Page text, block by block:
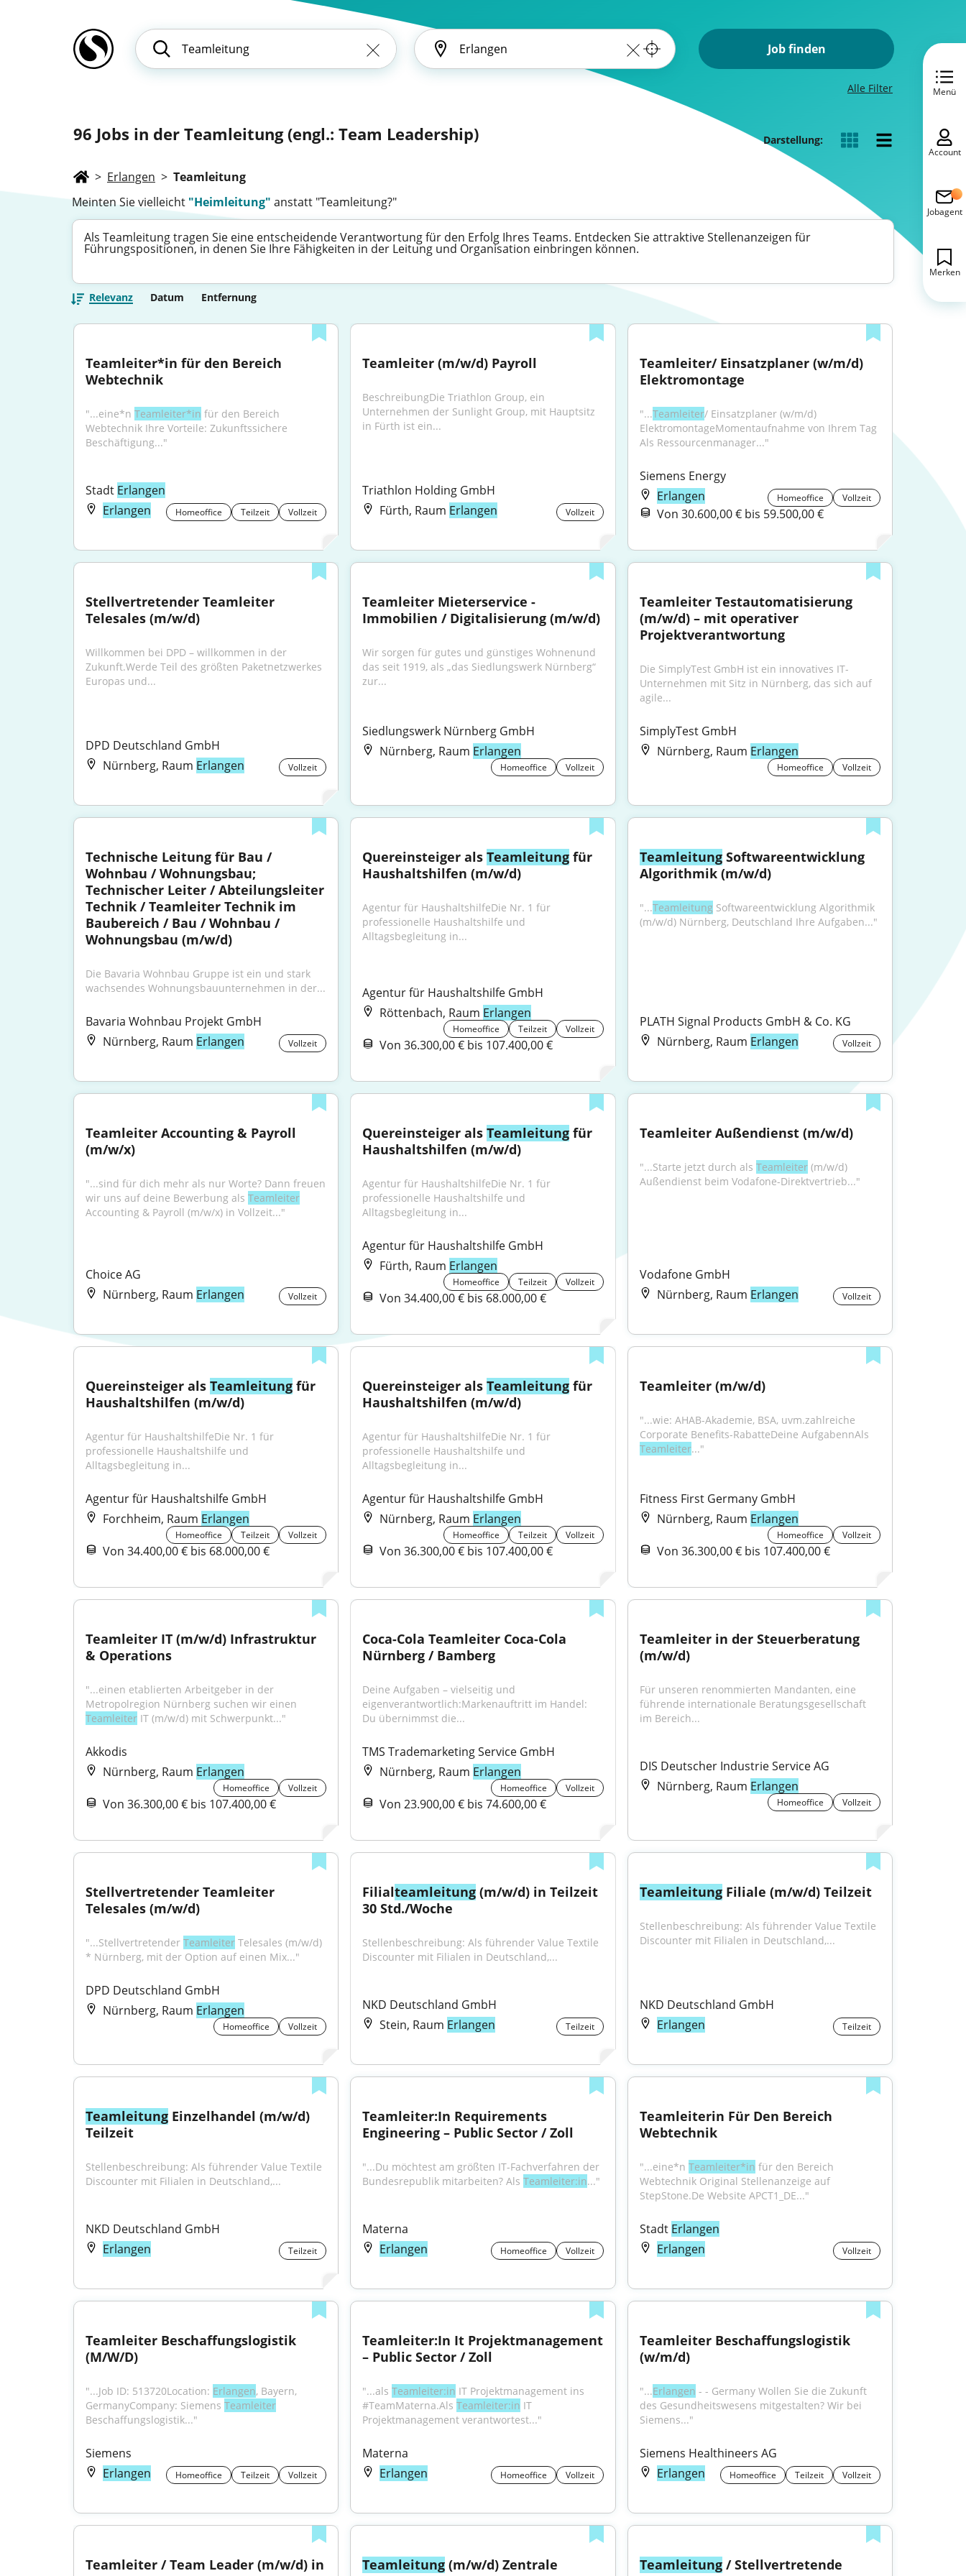
Job finden
Alle Filter
96 Jobs in der Teamleitung (engl.: Team Leadership) Darstellung:
> Erlangen > Teamleitung
Meinten Sie vielleicht "Heimleitung" anstatt "Teamleitung?"
Als Teamleitung tragen Sie eine entscheidende Verantwortung für den Erfolg Ihres Teams. Entdecken Sie attraktive Stellenanzeigen für
Führungspositionen, in denen Sie Ihre Fähigkeiten in der Leitung und Organisation einbringen können.
Relevanz Datum Entfernung
Teamleiter*in für den Bereich
Webtechnik
"...eine*n Teamleiter*in für den Bereich
Webtechnik Ihre Vorteile: Zukunftssichere
Beschäftigung..."
Stadt Erlangen
Erlangen
Homeoffice Teilzeit Vollzeit
Teamleiter (m/w/d) Payroll
BeschreibungDie Triathlon Group, ein
Unternehmen der Sunlight Group, mit Hauptsitz
in Fürth ist ein...
Triathlon Holding GmbH
Fürth, Raum Erlangen Vollzeit
Teamleiter/ Einsatzplaner (w/m/d)
Elektromontage
"...Teamleiter/ Einsatzplaner (w/m/d)
ElektromontageMomentaufnahme von Ihrem Tag
Als Ressourcenmanager..."
Siemens Energy
Erlangen
Homeoffice Vollzeit
Von 30.600,00 € bis 59.500,00 €
Stellvertretender Teamleiter
Telesales (m/w/d)
Willkommen bei DPD – willkommen in der
Zukunft.Werde Teil des größten Paketnetzwerkes
Europas und...
DPD Deutschland GmbH
Nürnberg, Raum Erlangen Vollzeit
Teamleiter Mieterservice -
Immobilien / Digitalisierung (m/w/d)
Wir sorgen für gutes und günstiges Wohnenund
das seit 1919, als „das Siedlungswerk Nürnberg“
zur...
Siedlungswerk Nürnberg GmbH
Nürnberg, Raum Erlangen
Homeoffice Vollzeit
Teamleiter Testautomatisierung
(m/w/d) – mit operativer
Projektverantwortung
Die SimplyTest GmbH ist ein innovatives IT-
Unternehmen mit Sitz in Nürnberg, das sich auf
agile...
SimplyTest GmbH
Nürnberg, Raum Erlangen
Homeoffice Vollzeit
Technische Leitung für Bau /
Wohnbau / Wohnungsbau;
Technischer Leiter / Abteilungsleiter
Technik / Teamleiter Technik im
Baubereich / Bau / Wohnbau /
Wohnungsbau (m/w/d)
Die Bavaria Wohnbau Gruppe ist ein und stark
wachsendes Wohnungsbauunternehmen in der...
Bavaria Wohnbau Projekt GmbH
Nürnberg, Raum Erlangen Vollzeit
Quereinsteiger als Teamleitung für
Haushaltshilfen (m/w/d)
Agentur für HaushaltshilfeDie Nr. 1 für
professionelle Haushaltshilfe und
Alltagsbegleitung in...
Agentur für Haushaltshilfe GmbH
Röttenbach, Raum Erlangen
Homeoffice Teilzeit Vollzeit
Von 36.300,00 € bis 107.400,00 €
Teamleitung Softwareentwicklung
Algorithmik (m/w/d)
"...Teamleitung Softwareentwicklung Algorithmik
(m/w/d) Nürnberg, Deutschland Ihre Aufgaben..."
PLATH Signal Products GmbH & Co. KG
Nürnberg, Raum Erlangen Vollzeit
Teamleiter Accounting & Payroll
(m/w/x)
"...sind für dich mehr als nur Worte? Dann freuen
wir uns auf deine Bewerbung als Teamleiter
Accounting & Payroll (m/w/x) in Vollzeit..."
Choice AG
Nürnberg, Raum Erlangen Vollzeit
Quereinsteiger als Teamleitung für
Haushaltshilfen (m/w/d)
Agentur für HaushaltshilfeDie Nr. 1 für
professionelle Haushaltshilfe und
Alltagsbegleitung in...
Agentur für Haushaltshilfe GmbH
Fürth, Raum Erlangen
Homeoffice Teilzeit Vollzeit
Von 34.400,00 € bis 68.000,00 €
Teamleiter Außendienst (m/w/d)
"...Starte jetzt durch als Teamleiter (m/w/d)
Außendienst beim Vodafone-Direktvertrieb..."
Vodafone GmbH
Nürnberg, Raum Erlangen Vollzeit
Quereinsteiger als Teamleitung für
Haushaltshilfen (m/w/d)
Agentur für HaushaltshilfeDie Nr. 1 für
professionelle Haushaltshilfe und
Alltagsbegleitung in...
Agentur für Haushaltshilfe GmbH
Forchheim, Raum Erlangen
Homeoffice Teilzeit Vollzeit
Von 34.400,00 € bis 68.000,00 €
Quereinsteiger als Teamleitung für
Haushaltshilfen (m/w/d)
Agentur für HaushaltshilfeDie Nr. 1 für
professionelle Haushaltshilfe und
Alltagsbegleitung in...
Agentur für Haushaltshilfe GmbH
Nürnberg, Raum Erlangen
Homeoffice Teilzeit Vollzeit
Von 36.300,00 € bis 107.400,00 €
Teamleiter (m/w/d)
"...wie: AHAB-Akademie, BSA, uvm.zahlreiche
Teamleiter..."
Fitness First Germany GmbH
Nürnberg, Raum Erlangen
Homeoffice Vollzeit
Von 36.300,00 € bis 107.400,00 €
Teamleiter IT (m/w/d) Infrastruktur
& Operations
"...einen etablierten Arbeitgeber in der
Teamleiter IT (m/w/d) mit Schwerpunkt..."
Akkodis
Nürnberg, Raum Erlangen
Homeoffice Vollzeit
Von 36.300,00 € bis 107.400,00 €
Coca-Cola Teamleiter Coca-Cola
Nürnberg / Bamberg
Deine Aufgaben – vielseitig und
eigenverantwortlich:Markenauftritt im Handel:
Du übernimmst die...
TMS Trademarketing Service GmbH
Nürnberg, Raum Erlangen
Homeoffice Vollzeit
Von 23.900,00 € bis 74.600,00 €
Teamleiter in der Steuerberatung
(m/w/d)
Für unseren renommierten Mandanten, eine
führende internationale Beratungsgesellschaft
im Bereich...
DIS Deutscher Industrie Service AG
Nürnberg, Raum Erlangen
Homeoffice Vollzeit
Stellvertretender Teamleiter
Telesales (m/w/d)
"...Stellvertretender Teamleiter Telesales (m/w/d)
* Nürnberg, mit der Option auf einen Mix..."
DPD Deutschland GmbH
Nürnberg, Raum Erlangen
Homeoffice Vollzeit
Filialteamleitung (m/w/d) in Teilzeit
30 Std./Woche
Stellenbeschreibung: Als führender Value Textile
Discounter mit Filialen in Deutschland,...
NKD Deutschland GmbH
Stein, Raum Erlangen Teilzeit
Teamleitung Filiale (m/w/d) Teilzeit
Stellenbeschreibung: Als führender Value Textile
Discounter mit Filialen in Deutschland,...
NKD Deutschland GmbH
Erlangen
Teilzeit
Teamleitung Einzelhandel (m/w/d)
Teilzeit
Stellenbeschreibung: Als führender Value Textile
Discounter mit Filialen in Deutschland,...
NKD Deutschland GmbH
Erlangen
Teilzeit
Teamleiter:In Requirements
Engineering – Public Sector / Zoll
"...Du möchtest am größten IT-Fachverfahren der
Bundesrepublik mitarbeiten? Als Teamleiter:in..."
Materna
Erlangen
Homeoffice Vollzeit
Teamleiterin Für Den Bereich
Webtechnik
"...eine*n Teamleiter*in für den Bereich
Webtechnik Original Stellenanzeige auf
StepStone.De Website APCT1_DE..."
Stadt Erlangen
Erlangen
Vollzeit
Teamleiter Beschaffungslogistik
(M/W/D)
"...Job ID: 513720Location: Erlangen, Bayern,
GermanyCompany: Siemens Teamleiter
Beschaffungslogistik..."
Siemens
Erlangen
Homeoffice Teilzeit Vollzeit
Teamleiter:In It Projektmanagement
– Public Sector / Zoll
"...als Teamleiter:in IT Projektmanagement ins
#TeamMaterna.Als Teamleiter:in IT
Projektmanagement verantwortest..."
Materna
Erlangen
Homeoffice Vollzeit
Teamleiter Beschaffungslogistik
(w/m/d)
"...Erlangen - - Germany Wollen Sie die Zukunft
des Gesundheitswesens mitgestalten? Wir bei
Siemens..."
Siemens Healthineers AG
Erlangen
Homeoffice Teilzeit Vollzeit
Teamleiter / Team Leader (m/w/d) in
Teamleitung (m/w/d) Zentrale
Teamleitung / Stellvertretende
Menü
Account
Jobagent
Merken